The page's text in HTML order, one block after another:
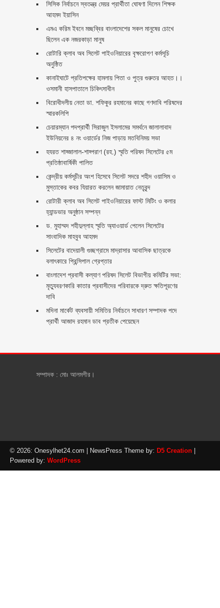
সিসিক নির্বাচনে স্বতন্ত্র মেয়র প্রার্থীতা ঘোষণা দিলেন শিক্ষক
আহমদ ইয়াসিন
এমএ করিম ইবনে মচ্ছব্বির বাংলাদেশের সকল মানুষের চোখে
ছিলেন এক নজরকাড়া মানুষ ‎
রোটারি ক্লাব অব সিলেট পাইওনিয়ারের বৃক্ষরোপণ কর্মসূচি
অনুষ্ঠিত
কানাইঘাটে প্রতিপক্ষের হামলায় পিতা ও পুত্র গুরুতর আহত।।
ওসমানী হাসপাতালে চিকিৎসাধীন
বিরোধীদলীয় নেতা ডা. শফিকুর রহমানের কাছে গণদাবি পরিষদের
স্মারকলিপি ‎
চেয়ারম্যান পদপ্রার্থী সিরাজুল ইসলামের সমর্থনে জালালাবাদ
ইউনিয়নের ৪ নং ওয়ার্ডের নিজ পাড়ায় মতবিনিময় সভা
হযরত শাহ্জালাল-শাহ্পরাণ (রহ.) স্মৃতি পরিষদ সিলেটের ৫ম
প্রতিষ্ঠাবার্ষিকী পালিত ‎​
কেন্দ্রীয় কর্মসূচীর অংশ হিসেবে সিলেট সদরে শহীদ ওয়াসিম ও
মুস্তাকের কবর যিয়ারত করলেন জামায়াত নেতৃবৃন্দ ‎
রোটারী ক্লাব অব সিলেট পাইওনিয়ারের ফাস্ট মিটিং ও কলার
হ্যান্ডভার অনুষ্ঠান সম্পন্ন
ড. মুহাম্মদ শহীদুল্লাহ স্মৃতি অ্যাওয়ার্ড পেলেন সিলেটের
সাংবাদিক মাহবুব আহমদ
সিলেটের বাদেয়ালী গুচ্ছগ্রামে মাদ্রাসার আবাসিক ছাত্রকে
বলাৎকারে প্রিন্সিপাল গ্রেপ্তার ‎
বাংলাদেশ প্রবাসী কল্যাণ পরিষদ সিলেট বিভাগীয় কমিটির সভা:
মৃত্যুবরণকারি কাতার প্রবাসীদের পরিবারকে দ্রুত ক্ষতিপূরণের
দাবি
মদিনা মার্কেট ব্যবসায়ী সমিতির নির্বাচনে সাধারণ সম্পাদক পদে
প্রার্থী আজাদ রহমান ডাব প্রতীক পেয়েছেন ‎
সম্পাদক : মোঃ আলমগীর।
© 2026: Onesylhet24.com | NewsPress Theme by: D5 Creation
Powered by: WordPress